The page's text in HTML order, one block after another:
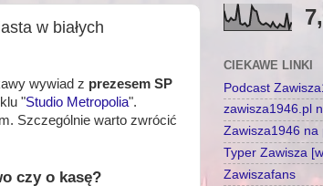
w białych
wywiad z prezesem SP
"Studio Metropolia".
Szczególnie warto zwrócić
czy o kasę?
CIEKAWE LINKI
Podcast
zawisza1946.pl
Zawisza1946 na
Typer Zawisza
Zawiszafans